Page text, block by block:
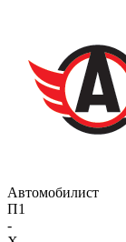
Автомобилист
П1
-